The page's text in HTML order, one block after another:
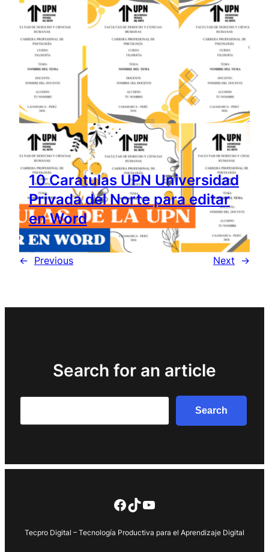
10 Caratulas UPN Universidad
Privada del Norte para editar
en Word
← Previous Next →
Search for an article
Search
Facebook
TikTok
YouTube
Tecpro Digital – Tecnología Productiva para el Aprendizaje Digital